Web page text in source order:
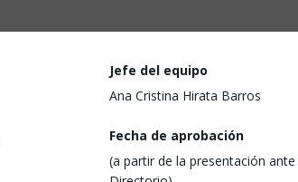
Jefe del equipo
Ana Cristina Hirata Barros
Fecha de aprobación
(a partir de la presentación ante